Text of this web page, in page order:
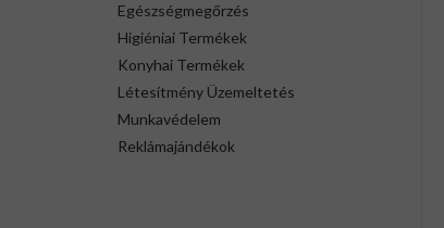
Egészségmegőrzés
Higiéniai Termékek
Konyhai Termékek
Létesítmény Üzemeltetés
Munkavédelem
Reklámajándékok